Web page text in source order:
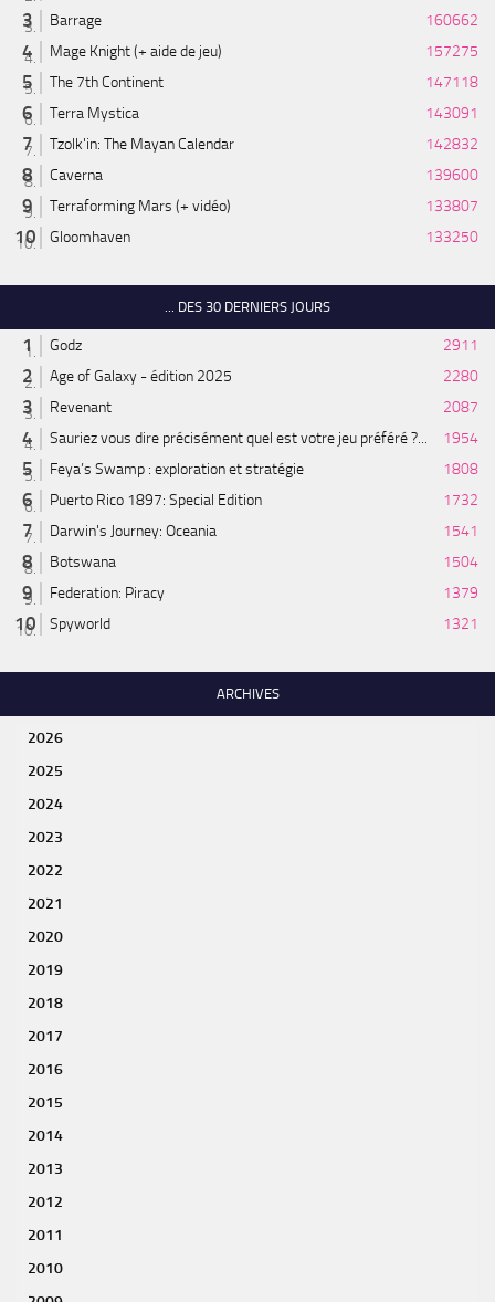
Barrage
160662
Mage Knight (+ aide de jeu)
157275
The 7th Continent
147118
Terra Mystica
143091
Tzolk'in: The Mayan Calendar
142832
Caverna
139600
Terraforming Mars (+ vidéo)
133807
Gloomhaven
133250
... DES 30 DERNIERS JOURS
Godz
2911
Age of Galaxy - édition 2025
2280
Revenant
2087
Sauriez vous dire précisément quel est votre jeu préféré ?...
1954
Feya’s Swamp : exploration et stratégie
1808
Puerto Rico 1897: Special Edition
1732
Darwin's Journey: Oceania
1541
Botswana
1504
Federation: Piracy
1379
Spyworld
1321
ARCHIVES
2026
2025
2024
2023
2022
2021
2020
2019
2018
2017
2016
2015
2014
2013
2012
2011
2010